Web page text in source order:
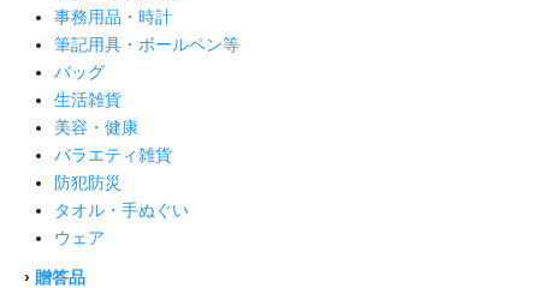
事務用品・時計
筆記用具・ボールペン等
バッグ
生活雑貨
美容・健康
バラエティ雑貨
防犯防災
タオル・手ぬぐい
ウェア
› 贈答品